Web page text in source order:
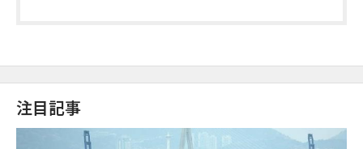
注目記事